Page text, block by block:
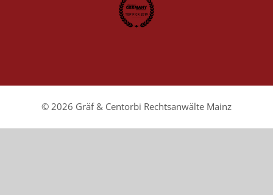
© 2026 Gräf & Centorbi Rechtsanwälte Mainz